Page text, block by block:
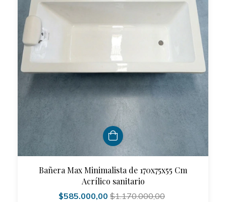
Bañera Max Minimalista de 170x75x55 Cm
Acrílico sanitario
$585.000,00 $1.170.000,00